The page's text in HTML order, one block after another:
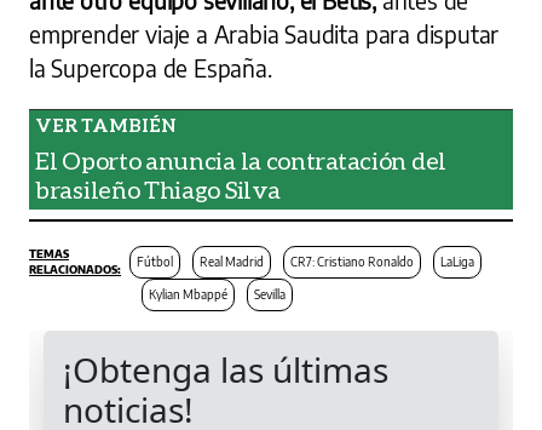
emprender viaje a Arabia Saudita para disputar
la Supercopa de España.
El Oporto anuncia la contratación del
brasileño Thiago Silva
Fútbol Real Madrid CR7: Cristiano Ronaldo LaLiga
Kylian Mbappé Sevilla